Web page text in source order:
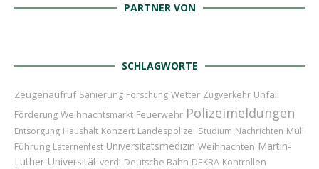
PARTNER VON
SCHLAGWORTE
Zeugenaufruf Sanierung Forschung Wetter Zugverkehr Unfall
Förderung Weihnachtsmarkt Feuerwehr Polizeimeldungen
Entsorgung Haushalt Konzert Landespolizei Studium Nachrichten Müll
Führung Laternenfest Universitätsmedizin Weihnachten Martin-
Luther-Universität verdi Deutsche Bahn DEKRA Kontrollen